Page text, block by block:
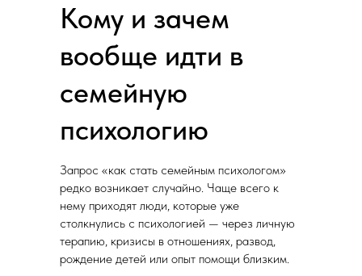
Кому и зачем
вообще идти в
семейную
психологию
Запрос «как стать семейным психологом»
редко возникает случайно. Чаще всего к
нему приходят люди, которые уже
столкнулись с психологией — через личную
терапию, кризисы в отношениях, развод,
рождение детей или опыт помощи близким.